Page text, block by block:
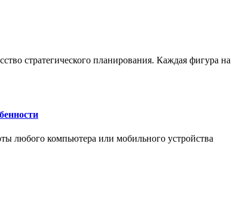
стратегического планирования. Каждая фигура
любого компьютера или мобильного устройства